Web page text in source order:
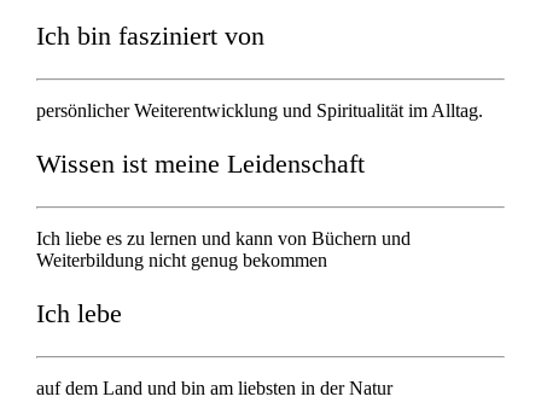
Ich bin fasziniert von
persönlicher Weiterentwicklung und Spiritualität im Alltag.
Wissen ist meine Leidenschaft
Ich liebe es zu lernen und kann von Büchern und
Weiterbildung nicht genug bekommen
Ich lebe
auf dem Land und bin am liebsten in der Natur